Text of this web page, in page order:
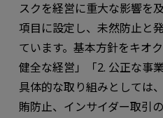
スクを経営に重大な影響を
項目に設定し、未然防止と
ています。基本方針をキオ
健全な経営」「2. 公正な事
具体的な取り組みとしては
賄防止、インサイダー取引